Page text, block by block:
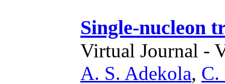
Single-nucleon
Virtual Journal -
A. S. Adekola, C.